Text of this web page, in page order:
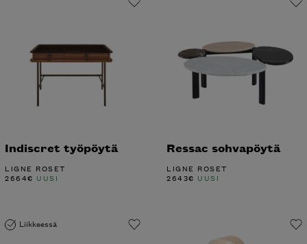
Indiscret työpöytä
LIGNE ROSET
2664€ UUSI
Ressac sohvapöytä
LIGNE ROSET
2643€ UUSI
Liikkeessä